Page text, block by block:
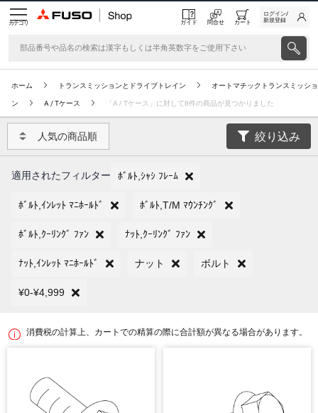
カテゴリ ガイド 問合せ カート
ログイン/
新規登録
ホーム トランスミッションとドライブトレイン オートマチックトランスミッショ
ン A / Tケース 「A / Tケース」に対して8件の商品が見つかりました
人気の商品順 絞り込み
適用されたフィルター ﾎﾞﾙﾄ,ｼｬｼ ﾌﾚｰﾑ
ﾎﾞﾙﾄ,ｲﾝﾚｯﾄ ﾏﾆﾎｰﾙﾄﾞ ﾎﾞﾙﾄ,T/M ﾏｳﾝﾁﾝｸﾞ
ﾎﾞﾙﾄ,ｸｰﾘﾝｸﾞ ﾌｧﾝ ﾅｯﾄ,ｸｰﾘﾝｸﾞ ﾌｧﾝ
ﾅｯﾄ,ｲﾝﾚｯﾄ ﾏﾆﾎｰﾙﾄﾞ ナット ボルト
¥0-¥4,999
消費税の計算上、カートでの精算の際に合計額が異なる場合があります。